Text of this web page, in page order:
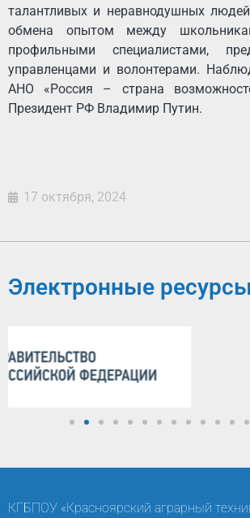
талантливых и неравнодушных
обмена опытом между
профильными специалистами,
управленцами и волонтерами.
АНО «Россия – страна
Президент РФ Владимир Путин.
17 октября, 2024
Электронные ресурсы
КГБПОУ «Красноярский аграрный